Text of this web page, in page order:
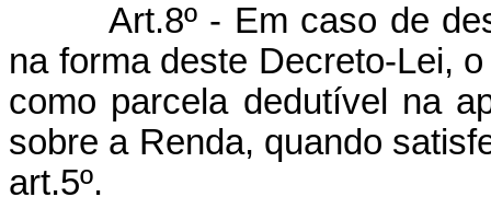
Art.8º - Em caso de
na forma deste Decreto-Lei,
como parcela dedutível na
sobre a Renda, quando
art.5º.